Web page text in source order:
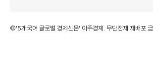
©'5개국어 글로벌 경제신문' 아주경제. 무단전재·재배포 금